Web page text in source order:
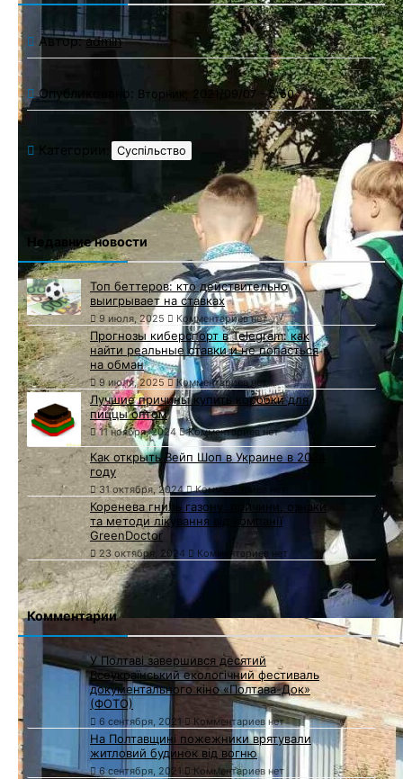
Автор:admin
Опубликовано: Вторник, 2021/09/07 - 5:50
Категории: Суспільство
Недавние новости
Топ беттеров: кто действительно
выигрывает на ставках
9 июля, 2025 Комментариев нет
Прогнозы киберспорт в Telegram: как
найти реальные ставки и не попасться
на обман
9 июля, 2025 Комментариев нет
Лучшие причины купить коробки для
пиццы оптом
11 ноября, 2024 Комментариев нет
Как открыть Вейп Шоп в Украине в 2024
году
31 октября, 2024 Комментариев нет
Коренева гниль газону: причини, ознаки
та методи лікування від компанії
GreenDoctor
23 октября, 2024 Комментариев нет
Комментарии
У Полтаві завершився десятий
Всеукраїнський екологічний фестиваль
документального кіно «Полтава-Док»
(ФОТО)
6 сентября, 2021 Комментариев нет
На Полтавщині пожежники врятували
житловий будинок від вогню
6 сентября, 2021 Комментариев нет